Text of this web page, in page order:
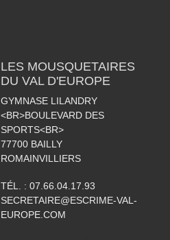
LES MOUSQUETAIRES
DU VAL D'EUROPE
GYMNASE LILANDRY
<BR>BOULEVARD DES
SPORTS<BR>
77700 BAILLY
ROMAINVILLIERS
TÉL. : 07.66.04.17.93
SECRETAIRE@ESCRIME-VAL-
EUROPE.COM